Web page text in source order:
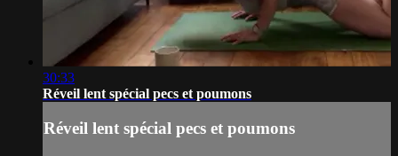
30:33
Réveil lent spécial pecs et poumons
Réveil lent spécial pecs et poumons